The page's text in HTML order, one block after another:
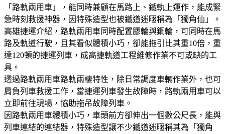
「路軌兩用車」，能同時兼顧在馬路上、鐵軌上運作，能成緊
急時刻救援神器，因特殊造型也被鐵道迷暱稱為「獨角仙」。
高雄捷運介紹，路軌兩用車同時配置膠輪與鋼輪，可同時在馬
路及軌道行駛，且其看似體積小巧，卻能拖引比其重10倍，重
達120頓的捷運列車，成高捷軌道工程維修作業不可或缺的工
具。
透過路軌兩用車路軌兩棲特性，除日常調度車輛作業外，也可
肩負列車救援工作，當捷運列車發生故障時，路軌兩用車可以
立即前往現場，協助拖吊故障列車。
因路軌兩用車體積小巧，車頭前方卻伸出一個數公尺長，能與
列車連結的連結器，特殊造型讓不少鐵道迷暱稱其為「獨角